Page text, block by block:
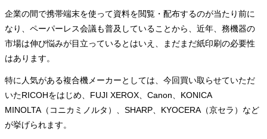
企業の間で携帯端末を使って資料を閲覧・配布するのが当たり前に
なり、ペーパーレス会議も普及していることから、近年、務機器の
市場は伸び悩みが目立っているとはいえ、まだまだ紙印刷の必要性
はあります。
特に人気がある複合機メーカーとしては、今回買い取らせていただ
いたRICOHをはじめ、FUJI XEROX、Canon、KONICA
MINOLTA（コニカミノルタ）、SHARP、KYOCERA（京セラ）など
が挙げられます。